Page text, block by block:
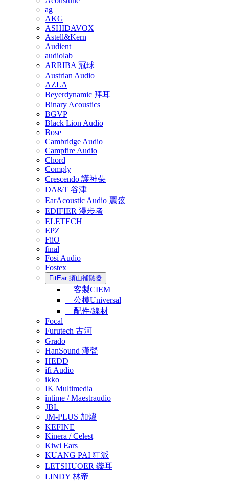
ag
AKG
ASHIDAVOX
Astell&Kern
Audient
audiolab
ARRIBA 冠球
Austrian Audio
AZLA
Beyerdynamic 拜耳
Binary Acoustics
BGVP
Black Lion Audio
Bose
Cambridge Audio
Campfire Audio
Chord
Comply
Crescendo 護神朵
DA&T 谷津
EarAcoustic Audio 麗弦
EDIFIER 漫步者
ELETECH
EPZ
FiiO
final
Fosi Audio
Fostex
FitEar 須山補聽器
客製CIEM
公模Universal
配件/線材
Focal
Furutech 古河
Grado
HanSound 漢聲
HEDD
ifi Audio
ikko
IK Multimedia
intime / Maestraudio
JBL
JM-PLUS 加煒
KEFINE
Kinera / Celest
Kiwi Ears
KUANG PAI 狂派
LETSHUOER 鑠耳
LINDY 林帝